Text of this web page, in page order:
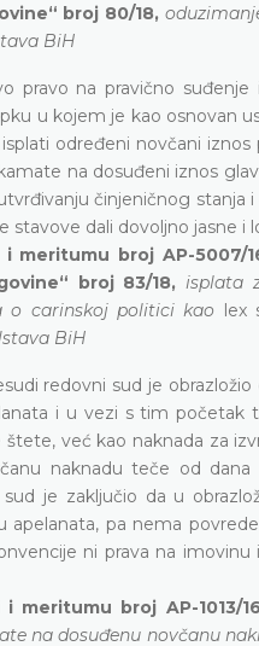
broj 80/18,
BiH
pravo na pravično
u kojem je kao osnovan
određeni novčani
na dosuđeni iznos
činjeničnog
stavove dali dovoljno jasne i
meritumu broj AP-5007/
broj 83/18, isplata
o carinskoj politici kao lex
BiH
redovni sud je
i u vezi s tim početak
već kao naknada za
naknadu teče od
je zaključio da u
apelanata, pa nema
ni prava na
meritumu broj AP-1013/
na dosuđenu novčanu